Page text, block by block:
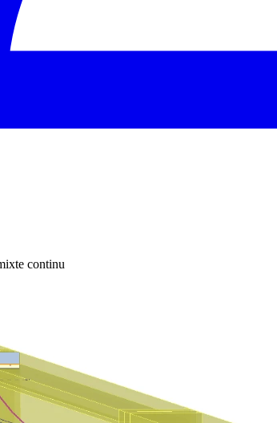
continu